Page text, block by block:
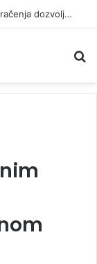
Otkriveno više od 19.000 prekršaja prekoračenja dozvoljene brzine